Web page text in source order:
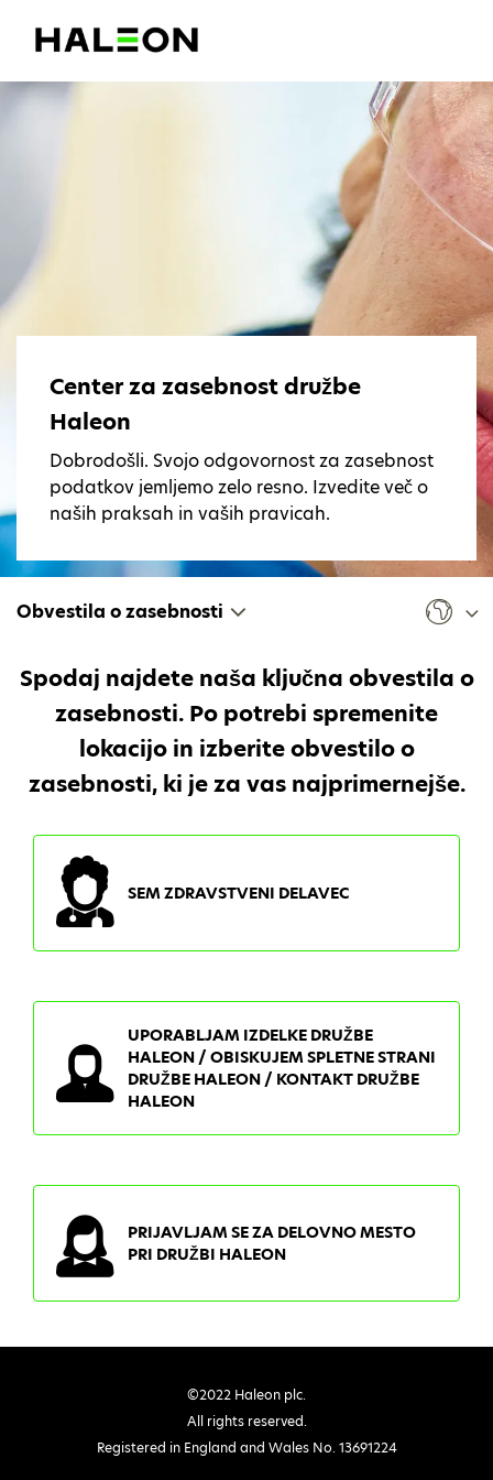
Center za zasebnost družbe
Haleon
Dobrodošli. Svojo odgovornost za zasebnost
podatkov jemljemo zelo resno. Izvedite več o
naših praksah in vaših pravicah.
Obvestila o zasebnosti
Spodaj najdete naša ključna obvestila o
zasebnosti. Po potrebi spremenite
lokacijo in izberite obvestilo o
zasebnosti, ki je za vas najprimernejše.
SEM ZDRAVSTVENI DELAVEC
UPORABLJAM IZDELKE DRUŽBE
HALEON / OBISKUJEM SPLETNE STRANI
DRUŽBE HALEON / KONTAKT DRUŽBE
HALEON
PRIJAVLJAM SE ZA DELOVNO MESTO
PRI DRUŽBI HALEON
©2022 Haleon plc.
All rights reserved.
Registered in England and Wales No. 13691224